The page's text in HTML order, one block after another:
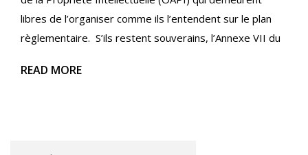
libres de l’organiser comme ils l’entendent sur le plan
règlementaire. S’ils restent souverains, l’Annexe VII du
READ MORE